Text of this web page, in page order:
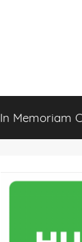
In Memoriam